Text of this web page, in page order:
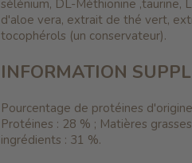
sélénium, DL-Méthionine ,taurine,
d'aloe vera, extrait de thé vert,
tocophérols (un conservateur).
INFORMATION
Pourcentage de protéines
Protéines : 28 % ; Matières
ingrédients : 31 %.